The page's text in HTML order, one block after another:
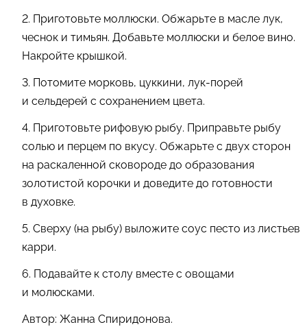
2. Приготовьте моллюски. Обжарьте в масле лук,
чеснок и тимьян. Добавьте моллюски и белое вино.
Накройте крышкой.
3. Потомите морковь, цуккини, лук-порей
и сельдерей с сохранением цвета.
4. Приготовьте рифовую рыбу. Приправьте рыбу
солью и перцем по вкусу. Обжарьте с двух сторон
на раскаленной сковороде до образования
золотистой корочки и доведите до готовности
в духовке.
5. Сверху (на рыбу) выложите соус песто из листьев
карри.
6. Подавайте к столу вместе с овощами
и молюсками.
Автор: Жанна Спиридонова.